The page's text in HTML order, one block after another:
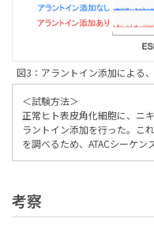
図3：アラントイン添加による
＜試験方法＞
正常ヒト表皮角化細胞に、ニ
ラントイン添加を行った。こ
を調べるため、ATACシーケン
考察